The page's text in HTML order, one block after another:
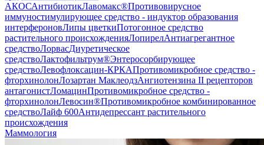
АКОСАнтибиотикЛавомакс®Противовирусное
иммуностимулирующее средство - индуктор образования
интерфероновЛипы цветкиПотогонное средство
растительного происхожденияЛопирелАнтиагрегантное
средствоЛорвасДиуретическое
средствоЛактофильтрум®Энтеросорбирующее
средствоЛевофлоксацин-КРКАПротивомикробное средство -
фторхинолонЛозартан МаклеодзАнгиотензина II рецепторов
антагонистЛомацинПротивомикробное средство -
фторхинолонЛевосин®Противомикробное комбинированное
средствоЛайф 600Антидепрессант растительного
происхождения
Маммология